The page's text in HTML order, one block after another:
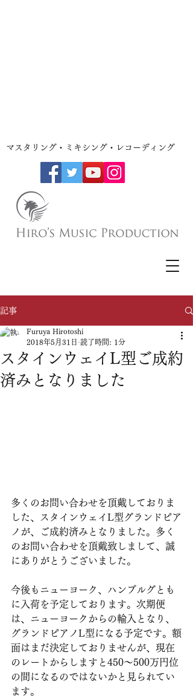
​マスタリング・ミキシング・レコーディング
記事
スタインウェイL型ご成約
済みとなりました
Furuya Hirotoshi
2018年5月31日 読了時間: 1分
多くのお問い合わせを頂戴しておりま
した、スタインウェイL型グランドピア
ノが、ご成約済みとなりました。多く
のお問い合わせを頂戴致しまして、誠
にありがとうございました。
今後もニューヨーク、ハンブルグとも
に入荷を予定しております。次期便
は、ニューヨークからの輸入となり、
グランドピアノL型になる予定です。額
面はまだ決定しておりませんが、現在
のレートからしますと450～500万円位
の間になるのではないかと見られてい
ます。